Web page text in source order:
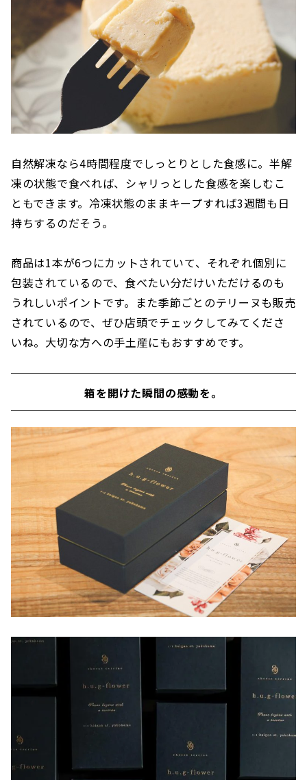
自然解凍なら4時間程度でしっとりとした食感に。半解
凍の状態で食べれば、シャリっとした食感を楽しむこ
ともできます。冷凍状態のままキープすれば3週間も日
持ちするのだそう。
商品は1本が6つにカットされていて、それぞれ個別に
包装されているので、食べたい分だけいただけるのも
うれしいポイントです。また季節ごとのテリーヌも販売
されているので、ぜひ店頭でチェックしてみてくださ
いね。大切な方への手土産にもおすすめです。
箱を開けた瞬間の感動を。